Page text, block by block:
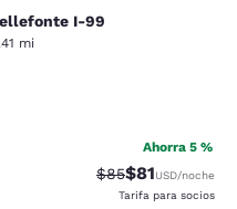
I-99
I-99
mi
estrellas. Bueno. 516 reseñas
Ahorra 5 %
Precio tachado:
$85Precio con
$81USD/noche
Tarifa para socios